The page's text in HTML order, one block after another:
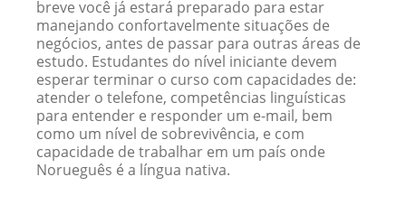
breve você já estará preparado para estar
manejando confortavelmente situações de
negócios, antes de passar para outras áreas de
estudo. Estudantes do nível iniciante devem
esperar terminar o curso com capacidades de:
atender o telefone, competências linguísticas
para entender e responder um e-mail, bem
como um nível de sobrevivência, e com
capacidade de trabalhar em um país onde
Norueguês é a língua nativa.